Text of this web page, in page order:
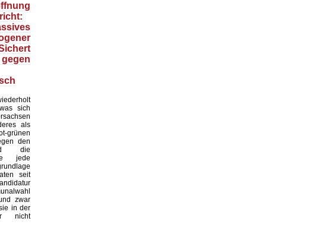
sich
als
grünen
den
die
jede
seit
zwar
in der
nicht